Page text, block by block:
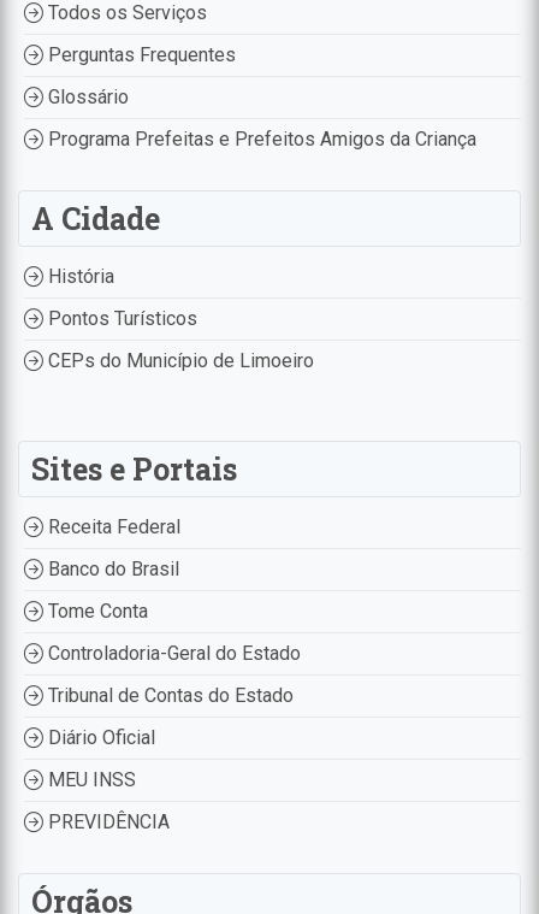
Todos os Serviços
Perguntas Frequentes
Glossário
Programa Prefeitas e Prefeitos Amigos da Criança
A Cidade
História
Pontos Turísticos
CEPs do Município de Limoeiro
Sites e Portais
Receita Federal
Banco do Brasil
Tome Conta
Controladoria-Geral do Estado
Tribunal de Contas do Estado
Diário Oficial
MEU INSS
PREVIDÊNCIA
Órgãos